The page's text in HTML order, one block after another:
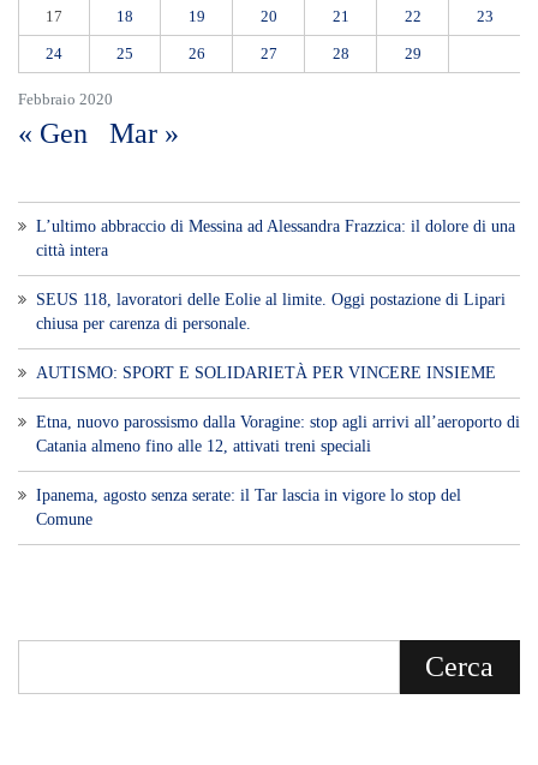
Febbraio 2020
17 18 19 20 21 22 23
24 25 26 27 28 29
« Gen Mar »
L’ultimo abbraccio di Messina ad Alessandra Frazzica: il dolore di una
città intera
SEUS 118, lavoratori delle Eolie al limite. Oggi postazione di Lipari
chiusa per carenza di personale.
AUTISMO: SPORT E SOLIDARIETÀ PER VINCERE INSIEME
Etna, nuovo parossismo dalla Voragine: stop agli arrivi all’aeroporto di
Catania almeno fino alle 12, attivati treni speciali
Ipanema, agosto senza serate: il Tar lascia in vigore lo stop del
Comune